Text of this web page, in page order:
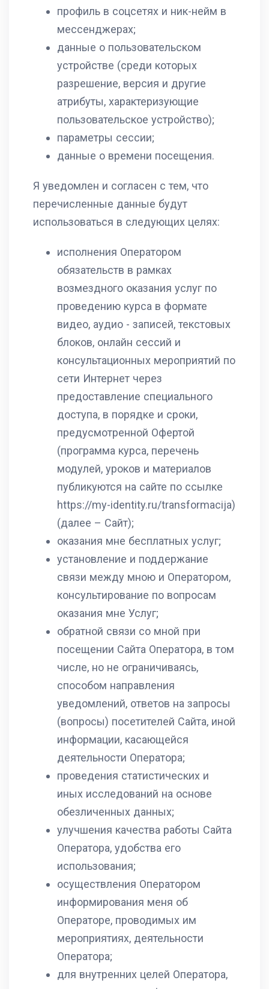
профиль в соцсетях и ник-нейм в
мессенджерах;
данные о пользовательском
устройстве (среди которых
разрешение, версия и другие
атрибуты, характеризующие
пользовательское устройство);
параметры сессии;
данные о времени посещения.
Я уведомлен и согласен с тем, что
перечисленные данные будут
использоваться в следующих целях:
исполнения Оператором
обязательств в рамках
возмездного оказания услуг по
проведению курса в формате
видео, аудио - записей, текстовых
блоков, онлайн сессий и
консультационных мероприятий по
сети Интернет через
предоставление специального
доступа, в порядке и сроки,
предусмотренной Офертой
(программа курса, перечень
модулей, уроков и материалов
публикуются на сайте по ссылке
https://my-identity.ru/transformacija)
(далее – Сайт);
оказания мне бесплатных услуг;
установление и поддержание
связи между мною и Оператором,
консультирование по вопросам
оказания мне Услуг;
обратной связи со мной при
посещении Сайта Оператора, в том
числе, но не ограничиваясь,
способом направления
уведомлений, ответов на запросы
(вопросы) посетителей Сайта, иной
информации, касающейся
деятельности Оператора;
проведения статистических и
иных исследований на основе
обезличенных данных;
улучшения качества работы Сайта
Оператора, удобства его
использования;
осуществления Оператором
информирования меня об
Операторе, проводимых им
мероприятиях, деятельности
Оператора;
для внутренних целей Оператора,